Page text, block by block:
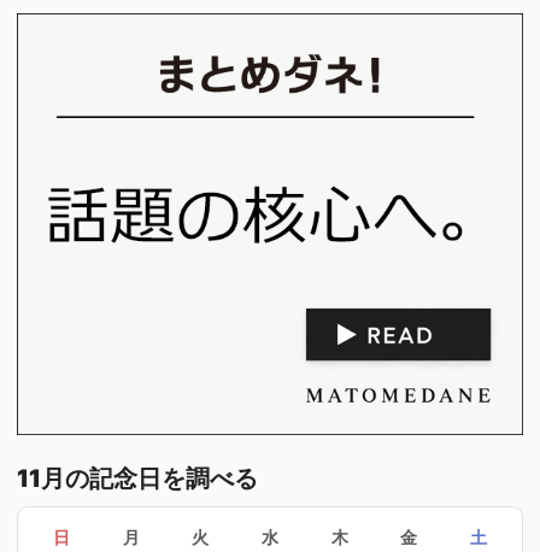
11月の記念日を調べる
日 月 火 水 木 金 土